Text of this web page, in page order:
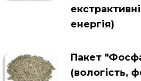
енергія)
Пакет
(вологість,